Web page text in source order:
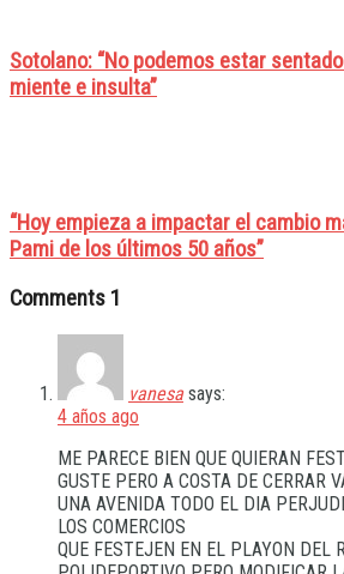
Sotolano: “No podemos estar
miente e insulta”
“Hoy empieza a impactar el cambio
Pami de los últimos 50 años”
Comments 1
vanesa says:
4 años ago
ME PARECE BIEN QUE QUIERAN
GUSTE PERO A COSTA DE CERRAR
UNA AVENIDA TODO EL DIA
LOS COMERCIOS
QUE FESTEJEN EN EL PLAYON DEL